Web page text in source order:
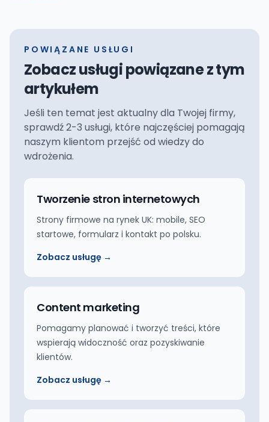
POWIĄZANE USŁUGI
Zobacz usługi powiązane z tym
artykułem
Jeśli ten temat jest aktualny dla Twojej firmy,
sprawdź 2-3 usługi, które najczęściej pomagają
naszym klientom przejść od wiedzy do
wdrożenia.
Tworzenie stron internetowych
Strony firmowe na rynek UK: mobile, SEO
startowe, formularz i kontakt po polsku.
Zobacz usługę →
Content marketing
Pomagamy planować i tworzyć treści, które
wspierają widoczność oraz pozyskiwanie
klientów.
Zobacz usługę →